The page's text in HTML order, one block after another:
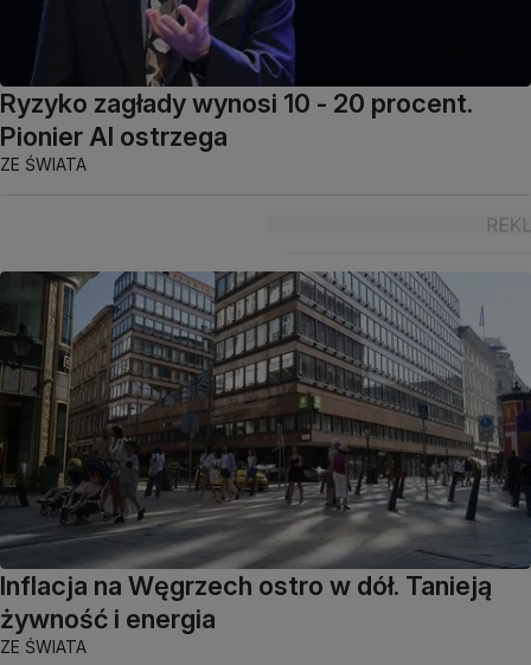
Ryzyko zagłady wynosi 10 - 20 procent.
Pionier AI ostrzega
ZE ŚWIATA
Inflacja na Węgrzech ostro w dół. Tanieją
żywność i energia
ZE ŚWIATA